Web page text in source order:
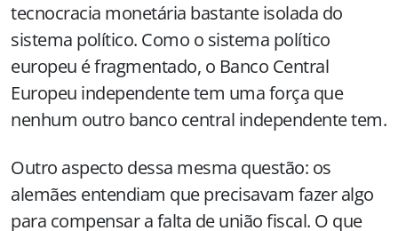
tecnocracia monetária bastante isolada do
sistema político. Como o sistema político
europeu é fragmentado, o Banco Central
Europeu independente tem uma força que
nenhum outro banco central independente tem.
Outro aspecto dessa mesma questão: os
alemães entendiam que precisavam fazer algo
para compensar a falta de união fiscal. O que